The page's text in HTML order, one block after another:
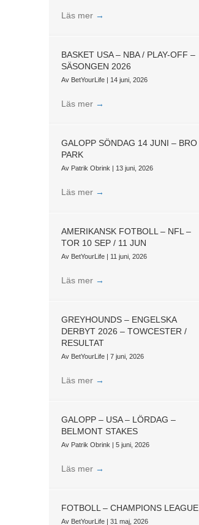
Läs mer →
BASKET USA – NBA / PLAY-OFF –
SÄSONGEN 2026
Av BetYourLife | 14 juni, 2026
Läs mer →
GALOPP SÖNDAG 14 JUNI – BRO
PARK
Av Patrik Obrink | 13 juni, 2026
Läs mer →
AMERIKANSK FOTBOLL – NFL –
TOR 10 SEP / 11 JUN
Av BetYourLife | 11 juni, 2026
Läs mer →
GREYHOUNDS – ENGELSKA
DERBYT 2026 – TOWCESTER /
RESULTAT
Av BetYourLife |7 juni, 2026
Läs mer →
GALOPP – USA – LÖRDAG –
BELMONT STAKES
Av Patrik Obrink |5 juni, 2026
Läs mer →
FOTBOLL – CHAMPIONS LEAGUE
Av BetYourLife |31 maj, 2026